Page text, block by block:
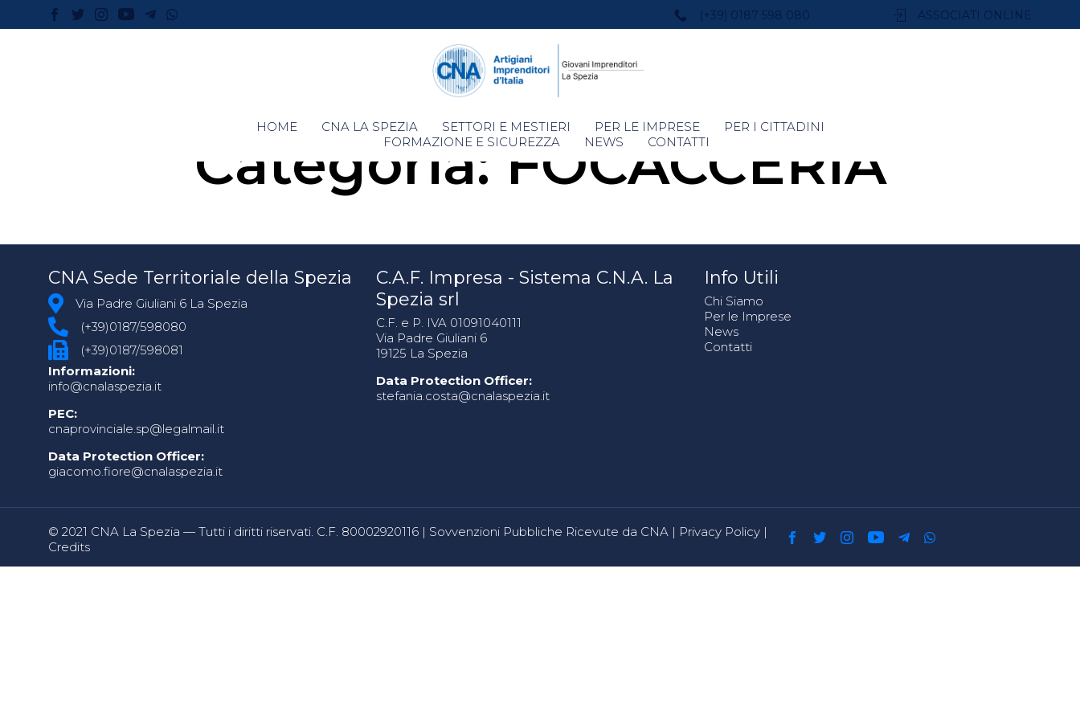
(+39) 0187 598 080 ASSOCIATI ONLINE
Skip
to
HOME CNA LA SPEZIA SETTORI E MESTIERI PER LE IMPRESE
PER I CITTADINI
FORMAZIONE E SICUREZZA
NEWS CONTATTI
Categoria:FOCACCERIA
CNA Sede Territoriale della Spezia
Via Padre Giuliani 6 La Spezia
(+39)0187/598080
(+39)0187/598081
Informazioni:
info@cnalaspezia.it
PEC:
cnaprovinciale.sp@legalmail.it
Data Protection Officer:
giacomo.fiore@cnalaspezia.it
C.A.F. Impresa - Sistema C.N.A. La
Spezia srl
C.F. e P. IVA 01091040111
Via Padre Giuliani 6
19125 La Spezia
Data Protection Officer:
stefania.costa@cnalaspezia.it
Info Utili
Chi Siamo
Per le Imprese
News
Contatti
© 2021 CNA La Spezia — Tutti i diritti riservati. C.F. 80002920116 | Sovvenzioni Pubbliche Ricevute da CNA | Privacy Policy |
Credits